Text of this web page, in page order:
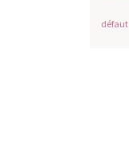
défaut